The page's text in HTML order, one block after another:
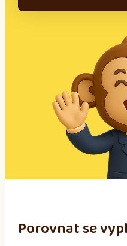
:
Porovnat se